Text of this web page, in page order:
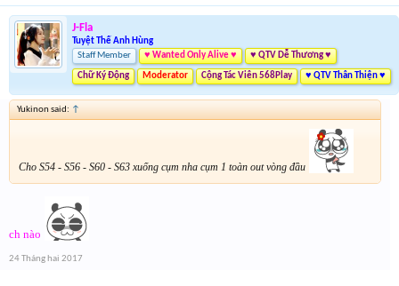
J-Fla
Tuyệt Thế Anh Hùng
Staff Member
♥ Wanted Only Alive ♥ ♥ QTV Dễ Thương ♥
Chữ Ký Động Moderator Cộng Tác Viên 568Play ♥ QTV Thân Thiện ♥
Yukinon said: ↑
Cho S54 - S56 - S60 - S63 xuống cụm nha cụm 1 toàn out vòng đầu
ch nào
24 Tháng hai 2017